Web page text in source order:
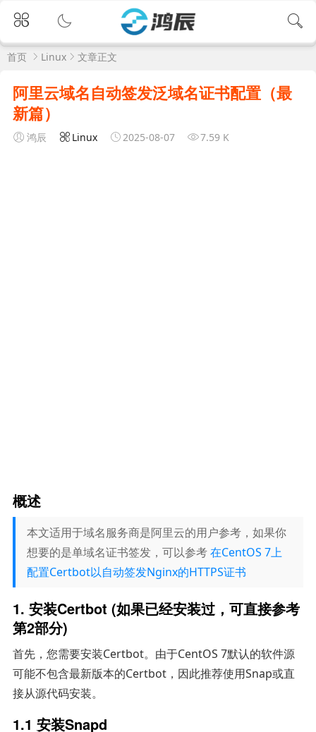
首页 Linux 文章正文
阿里云域名自动签发泛域名证书配置（最
新篇）
鸿辰 Linux 2025-08-07 7.59 K
概述
本文适用于域名服务商是阿里云的用户参考，如果你
想要的是单域名证书签发，可以参考在CentOS 7上
配置Certbot以自动签发Nginx的HTTPS证书
1. 安装Certbot (如果已经安装过，可直接参考
第2部分)
首先，您需要安装Certbot。由于CentOS 7默认的软件源
可能不包含最新版本的Certbot，因此推荐使用Snap或直
接从源代码安装。
1.1 安装Snapd